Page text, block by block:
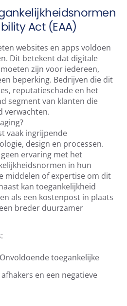
Act (EAA)
websites en apps voldoen
Dit betekent dat digitale
zijn voor iedereen,
beperking. Bedrijven die dit
reputatieschade en het
segment van klanten die
verwachten.
vaak ingrijpende
design en processen.
ervaring met het
in hun
middelen of expertise om dit
kan toegankelijkheid
als een kostenpost in plaats
breder duurzamer
toegankelijke
en een negatieve